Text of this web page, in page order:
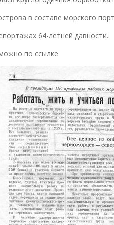
в составе морского
64-летней давности.
по ссылке